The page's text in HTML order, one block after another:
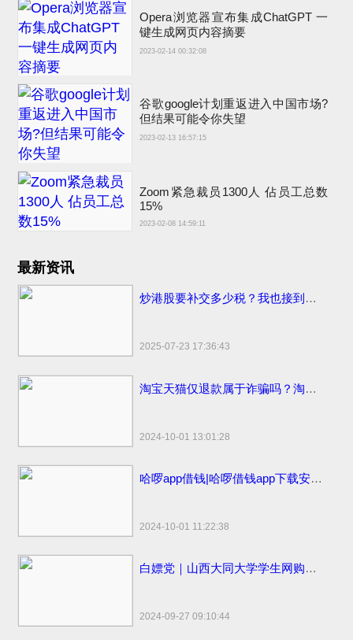
Opera浏览器宣布集成ChatGPT 一
键生成网页内容摘要
2023-02-14 00:32:08
谷歌google计划重返进入中国市场?
但结果可能令你失望
2023-02-13 16:57:15
Zoom紧急裁员1300人 佔员工总数
15%
2023-02-08 14:59:11
最新资讯
炒港股要补交多少税？我也接到催交补税特别行动的电话了
2025-07-23 17:36:43
淘宝天猫仅退款属于诈骗吗？淘宝天猫开始部分取消仅退款
2024-10-01 13:01:28
哈啰app借钱|哈啰借钱app下载安装免费小小上当和电话骚扰
2024-10-01 11:22:38
白嫖党｜山西大同大学学生网购申请“仅退款”被拒骂客服一小时
2024-09-27 09:10:44